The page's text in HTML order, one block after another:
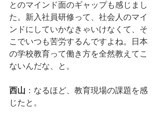
とのマインド面のギャップも感じまし
た。新入社員研修って、社会人のマイ
ンドにしていかなきゃいけなくて、そ
こでいつも苦労するんですよね。日本
の学校教育って働き方を全然教えてこ
ないんだな、と。
西山 ：なるほど、教育現場の課題を感
じたと。